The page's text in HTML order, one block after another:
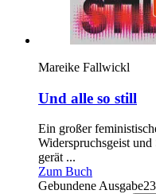
Mareike Fallwickl
Und alle so still
Ein großer
Widerspruchsgeist
gerät ...
Zum Buch
Gebundene Ausgabe